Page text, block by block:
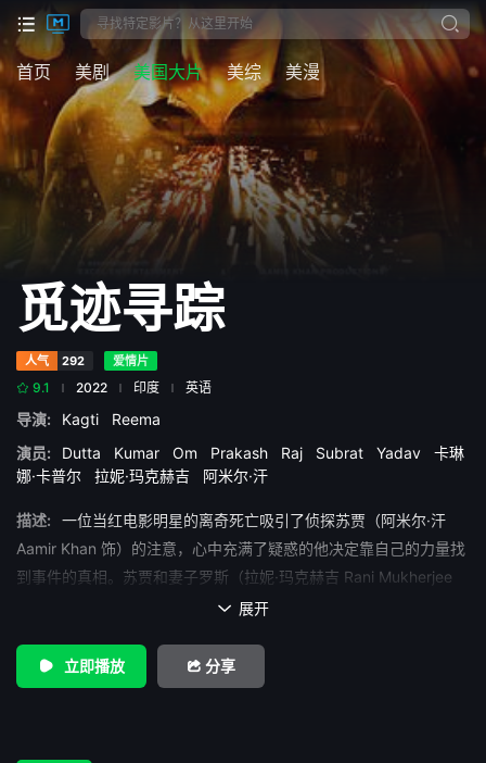
首页 美剧 美国大片 美综 美漫
觅迹寻踪
人气 292 爱情片
9.1 2022 印度 英语
导演: Kagti Reema
演员:
Dutta Kumar Om Prakash Raj Subrat Yadav
卡琳
娜·卡普尔
拉妮·玛克赫吉 阿米尔·汗
描述:
一位当红电影明星的离奇死亡吸引了侦探苏贾（阿米尔·汗
Aamir Khan 饰）的注意，心中充满了疑惑的他决定靠自己的力量找
到事件的真相。苏贾和妻子罗斯（拉妮·玛克赫吉 Rani Mukherjee
饰）曾经拥有过一个可爱的孩子，不幸的是，随着这个孩子的死
苏贾的新家里，一个陌生老妇的闯入将一切搅得一团糟，同时，他
手中的案子也成为了无头悬案。一次偶然中，一位名叫罗诗妮（卡
 展开
立即播放 分享